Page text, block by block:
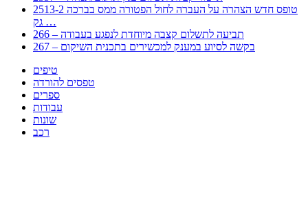
2513-2 טופס חדש הצהרה על העברה לחול הפטורה ממס בברכה
גק …
266 – תביעה לתשלום קצבה מיוחדת לנפגע בעבודה
267 – בקשה לסיוע במענק למכשירים בתכנית השיקום
טיפים
טפסים להורדה
ספרים
עבודות
שונות
רכב